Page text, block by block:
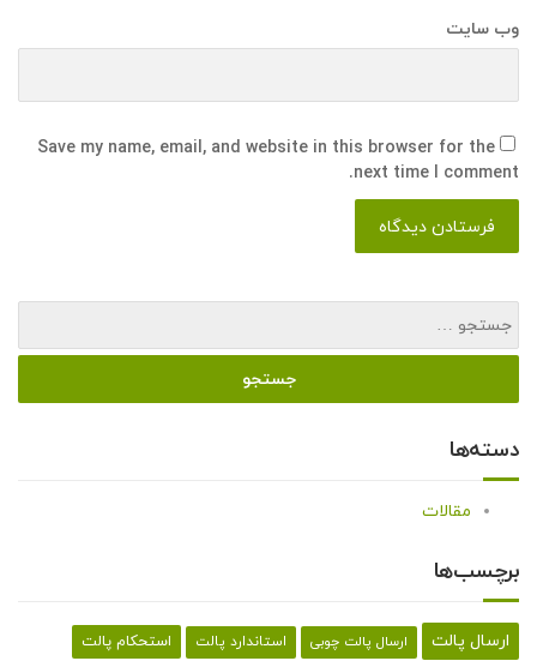
وب سایت
Save my name, email, and website in this browser for the
next time I comment.
دسته‌ها
مقالات
برچسب‌ها
ارسال پالت ارسال پالت چوبی استاندارد پالت استحکام پالت